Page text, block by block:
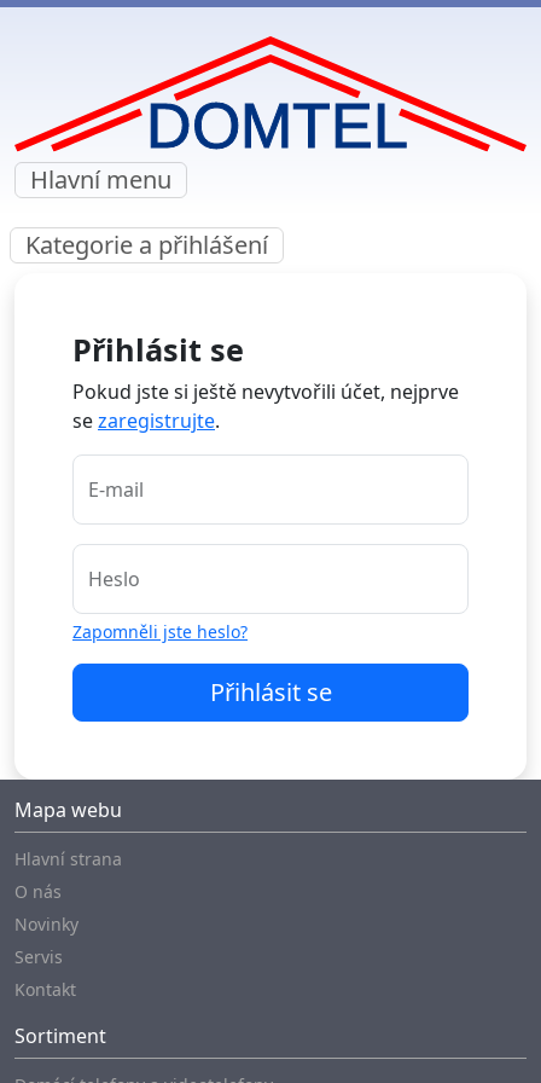
Hlavní menu
Kategorie a přihlášení
Přihlásit se
Pokud jste si ještě nevytvořili účet, nejprve
sezaregistrujte.
E-mail
Heslo
Zapomněli jste heslo?
Přihlásit se
Mapa webu
Hlavní strana
O nás
Novinky
Servis
Kontakt
Sortiment